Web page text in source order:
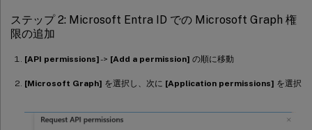
ステップ 2: Microsoft Entra ID での Microsoft Graph 権
限の追加
[API permissions]-> [Add a permission] の順に移動
[Microsoft Graph] を選択し、次に [Application permissions] を選択